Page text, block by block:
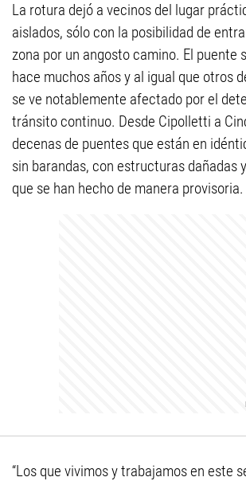
La rotura dejó a vecinos del lugar
aislados, sólo con la posibilidad de
zona por un angosto camino. El puente
hace muchos años y al igual que otros
se ve notablemente afectado por el
tránsito continuo. Desde Cipolletti a
decenas de puentes que están en
sin barandas, con estructuras dañadas
que se han hecho de manera provisoria.
“Los que vivimos y trabajamos en este